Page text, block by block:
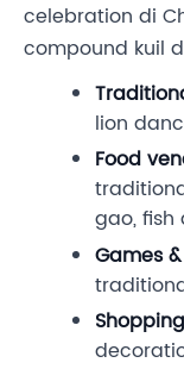
celebration di
compound kuil
lion
Food
gao, fish
Games